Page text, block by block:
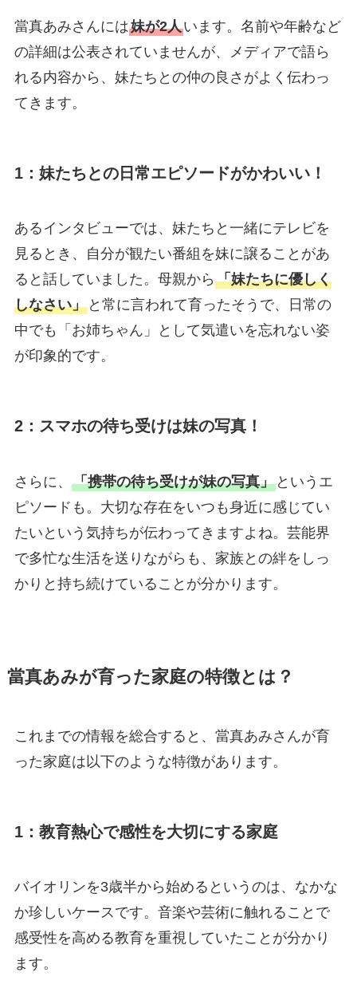
當真あみさんには妹が2人います。名前や年齢など
の詳細は公表されていませんが、メディアで語ら
れる内容から、妹たちとの仲の良さがよく伝わっ
てきます。
1：妹たちとの日常エピソードがかわいい！
あるインタビューでは、妹たちと一緒にテレビを
見るとき、自分が観たい番組を妹に譲ることがあ
ると話していました。母親から 「妹たちに優しく
しなさい」と常に言われて育ったそうで、日常の
中でも「お姉ちゃん」として気遣いを忘れない姿
が印象的です。
2：スマホの待ち受けは妹の写真！
さらに、 「携帯の待ち受けが妹の写真」というエ
ピソードも。大切な存在をいつも身近に感じてい
たいという気持ちが伝わってきますよね。芸能界
で多忙な生活を送りながらも、家族との絆をしっ
かりと持ち続けていることが分かります。
當真あみが育った家庭の特徴とは？
これまでの情報を総合すると、當真あみさんが育
った家庭は以下のような特徴があります。
1：教育熱心で感性を大切にする家庭
バイオリンを3歳半から始めるというのは、なかな
か珍しいケースです。音楽や芸術に触れることで
感受性を高める教育を重視していたことが分かり
ます。